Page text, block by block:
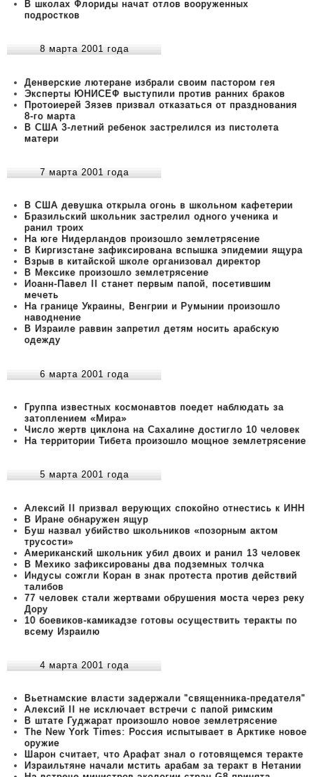
В школах Флориды начат отлов вооруженных
подростков
8 марта 2001 года
Денверские лютеране избрали своим пастором гея
Эксперты ЮНИСЕФ выступили против ранних браков
Протоиерей Зязев призвал отказаться от празднования
8-го марта
В США 3-летний ребенок застрелился из пистолета
матери
7 марта 2001 года
В США девушка открыла огонь в школьном кафетерии
Бразильский школьник застрелил одного ученика и
ранил троих
На юге Нидерландов произошло землетрясение
В Киргизстане зафиксирована вспышка эпидемии ящура
Взрыв в китайской школе организовал директор
В Мексике произошло землетрясение
Иоанн-Павел II станет первым папой, посетившим
мечеть
На границе Украины, Венгрии и Румынии произошло
наводнение
В Израиле раввин запретил детям носить арабскую
одежду
6 марта 2001 года
Группа известных космонавтов поедет наблюдать за
затоплением «Мира»
Число жертв циклона на Сахалине достигло 10 человек
На территории Тибета произошло мощное землетрясение
5 марта 2001 года
Алексий II призвал верующих спокойно отнестись к ИНН
В Иране обнаружен ящур
Буш назвал убийство школьников «позорным актом
трусости»
Американский школьник убил двоих и ранил 13 человек
В Мехико зафиксированы два подземных толчка
Индусы сожгли Коран в знак протеста против действий
талибов
77 человек стали жертвами обрушения моста через реку
Дору
10 боевиков-камикадзе готовы осуществить теракты по
всему Израилю
4 марта 2001 года
Вьетнамские власти задержали "священника-предателя"
Алексий II не исключает встречи с папой римским
В штате Гуджарат произошло новое землетрясение
The New York Times: Россия испытывает в Арктике новое
оружие
Шарон считает, что Арафат знал о готовящемся теракте
Израильтяне начали мстить арабам за теракт в Нетании